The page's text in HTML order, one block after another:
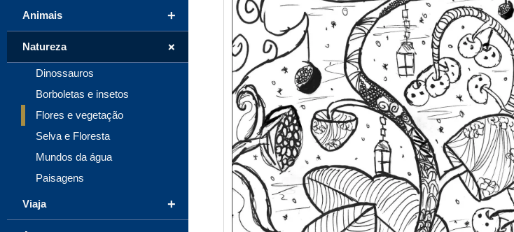
+
Animais
+
Natureza
Dinossauros
Borboletas e insetos
Flores e vegetação
Selva e Floresta
Mundos da água
Paisagens
+
Viaja